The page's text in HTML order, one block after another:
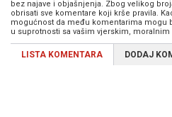
bez najave i objašnjenja. Zbog velikog
obrisati sve komentare koji krše pravila.
mogućnost da među komentarima mogu
u suprotnosti sa vašim vjerskim,
LISTA KOMENTARA DODAJ